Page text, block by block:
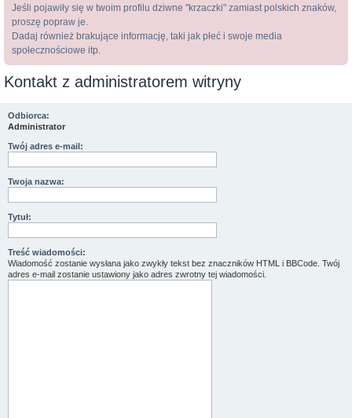
Jeśli pojawiły się w twoim profilu dziwne "krzaczki" zamiast polskich znaków,
proszę popraw je.
Dadaj również brakujące informację, taki jak płeć i swoje media
społecznościowe itp.
Kontakt z administratorem witryny
Odbiorca:
Administrator
Twój adres e-mail:
Twoja nazwa:
Tytuł:
Treść wiadomości:
Wiadomość zostanie wysłana jako zwykły tekst bez znaczników HTML i BBCode. Twój
adres e-mail zostanie ustawiony jako adres zwrotny tej wiadomości.